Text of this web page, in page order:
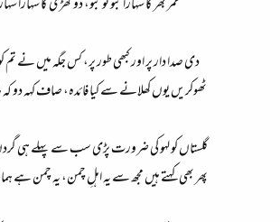
عمر بھر کا سہارا بنو تو بنو، دوگھڑی کا سہارا
دی صدا دار پر اور کبھی طور پر،کس جگہ میں نے تم
ٹھوکریں یوں کھلانے سے کیا فائدہ،صاف کہہ دو کہ
گلستاں کو لہو کی ضرورت پڑی سبسے پہلے ہی
پھر بھی کہتے ہیں مجھ سے یہ اہلِ چمن،یہ چمن ہے